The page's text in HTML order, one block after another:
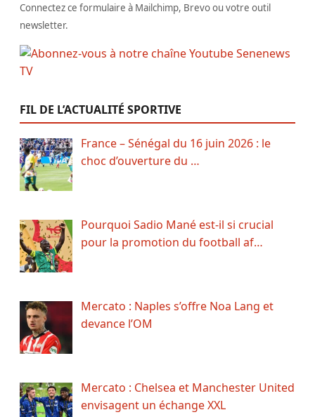
Connectez ce formulaire à Mailchimp, Brevo ou votre outil
newsletter.
FIL DE L’ACTUALITÉ SPORTIVE
France – Sénégal du 16 juin 2026 : le
choc d’ouverture du …
Pourquoi Sadio Mané est-il si crucial
pour la promotion du football af…
Mercato : Naples s’offre Noa Lang et
devance l’OM
Mercato : Chelsea et Manchester United
envisagent un échange XXL